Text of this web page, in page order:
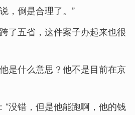
，倒是合理了。”
了五省，这件案子办起来也很
是什么意思？他不是目前在京
“没错，但是他能跑啊，他的钱